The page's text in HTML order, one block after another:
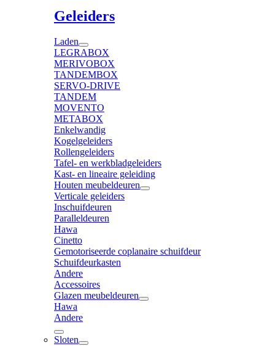
Geleiders
Laden
LEGRABOX
MERIVOBOX
TANDEMBOX
SERVO-DRIVE
TANDEM
MOVENTO
METABOX
Enkelwandig
Kogelgeleiders
Rollengeleiders
Tafel- en werkbladgeleiders
Kast- en lineaire geleiding
Houten meubeldeuren
Verticale geleiders
Inschuifdeuren
Paralleldeuren
Hawa
Cinetto
Gemotoriseerde coplanaire schuifdeur
Schuifdeurkasten
Andere
Accessoires
Glazen meubeldeuren
Hawa
Andere
Sloten